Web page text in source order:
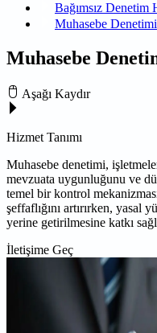
Bağımsız Denetim
Muhasebe Denetimi
Muhasebe
Aşağı Kaydır
Hizmet Tanımı
Muhasebe denetimi,
mevzuata uygunluğunu ve
temel bir kontrol
şeffaflığını artırırken, yasal
yerine getirilmesine katkı
İletişime Geç